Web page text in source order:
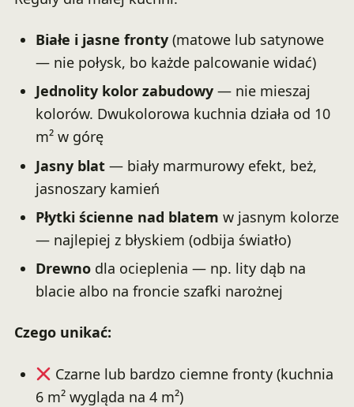
Białe i jasne fronty(matowe lub satynowe
— nie połysk, bo każde palcowanie widać)
Jednolity kolor zabudowy— nie mieszaj
kolorów. Dwukolorowa kuchnia działa od 10
m² w górę
Jasny blat— biały marmurowy efekt, beż,
jasnoszary kamień
Płytki ścienne nad blatem w jasnym kolorze
— najlepiej z błyskiem (odbija światło)
Drewnodla ocieplenia — np. lity dąb na
blacie albo na froncie szafki narożnej
Czego unikać:
Czarne lub bardzo ciemne fronty (kuchnia
6 m² wygląda na 4 m²)